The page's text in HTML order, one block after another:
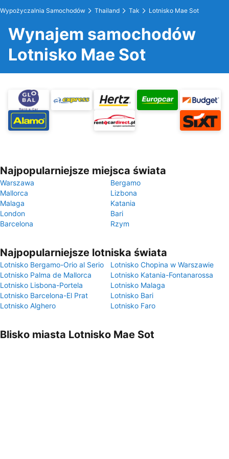
Wypożyczalnia Samochodów Thailand Tak Lotnisko Mae Sot
Wynajem samochodów
Lotnisko Mae Sot
Najpopularniejsze miejsca świata
Warszawa
Bergamo
Mallorca
Lizbona
Malaga
Katania
London
Bari
Barcelona
Rzym
Najpopularniejsze lotniska świata
Lotnisko Bergamo-Orio al Serio
Lotnisko Chopina w Warszawie
Lotnisko Palma de Mallorca
Lotnisko Katania-Fontanarossa
Lotnisko Lisbona-Portela
Lotnisko Malaga
Lotnisko Barcelona-El Prat
Lotnisko Bari
Lotnisko Alghero
Lotnisko Faro
Blisko miasta Lotnisko Mae Sot